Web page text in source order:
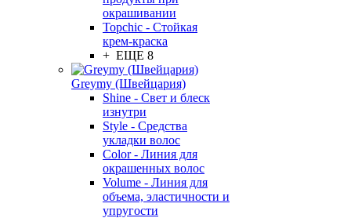
окрашивании
Topchic - Стойкая
крем-краска
+ ЕЩЕ 8
Greymy (Швейцария)
Shine - Свет и блеск
изнутри
Style - Средства
укладки волос
Color - Линия для
окрашенных волос
Volume - Линия для
объема, эластичности и
упругости